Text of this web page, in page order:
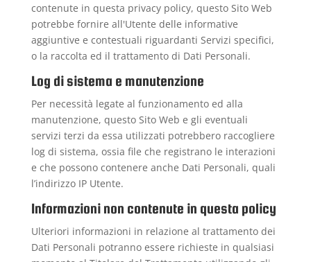
contenute in questa privacy policy, questo Sito Web
potrebbe fornire all'Utente delle informative
aggiuntive e contestuali riguardanti Servizi specifici,
o la raccolta ed il trattamento di Dati Personali.
Log di sistema e manutenzione
Per necessità legate al funzionamento ed alla
manutenzione, questo Sito Web e gli eventuali
servizi terzi da essa utilizzati potrebbero raccogliere
log di sistema, ossia file che registrano le interazioni
e che possono contenere anche Dati Personali, quali
l’indirizzo IP Utente.
Informazioni non contenute in questa policy
Ulteriori informazioni in relazione al trattamento dei
Dati Personali potranno essere richieste in qualsiasi